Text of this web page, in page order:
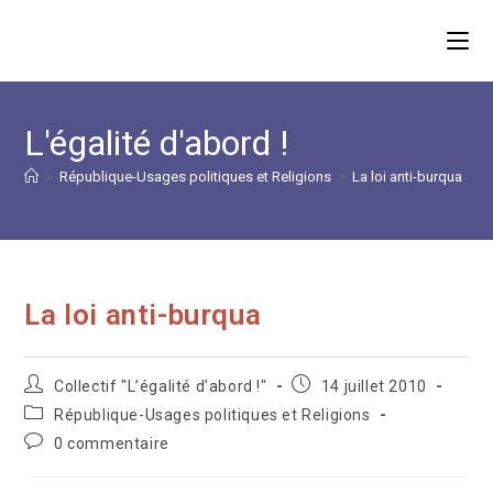
L'égalité d'abord !
> République-Usages politiques et Religions > La loi anti-burqua
La loi anti-burqua
Auteur/autrice
de
la
publication :
Collectif "L’égalité d’abord !"
Publication
14 juillet 2010
Post
category:
République-Usages politiques et Religions
Commentaires
0 commentaire